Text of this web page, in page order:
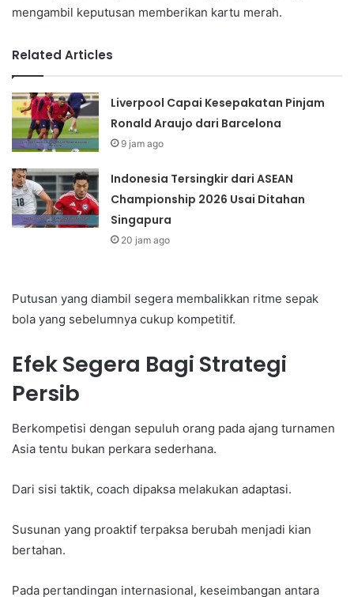
mengambil keputusan memberikan kartu merah.
Related Articles
Liverpool Capai Kesepakatan Pinjam
Ronald Araujo dari Barcelona
9 jam ago
Indonesia Tersingkir dari ASEAN
Championship 2026 Usai Ditahan
Singapura
20 jam ago
Putusan yang diambil segera membalikkan ritme sepak
bola yang sebelumnya cukup kompetitif.
Efek Segera Bagi Strategi
Persib
Berkompetisi dengan sepuluh orang pada ajang turnamen
Asia tentu bukan perkara sederhana.
Dari sisi taktik, coach dipaksa melakukan adaptasi.
Susunan yang proaktif terpaksa berubah menjadi kian
bertahan.
Pada pertandingan internasional, keseimbangan antara